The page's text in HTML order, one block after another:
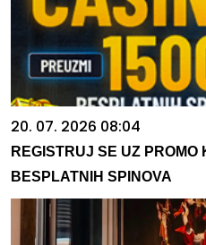
20. 07. 2026 08:04
REGISTRUJ SE UZ
BESPLATNIH SPINOVA